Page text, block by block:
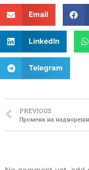
Email
LinkedIn
Telegram
PREVIOUS